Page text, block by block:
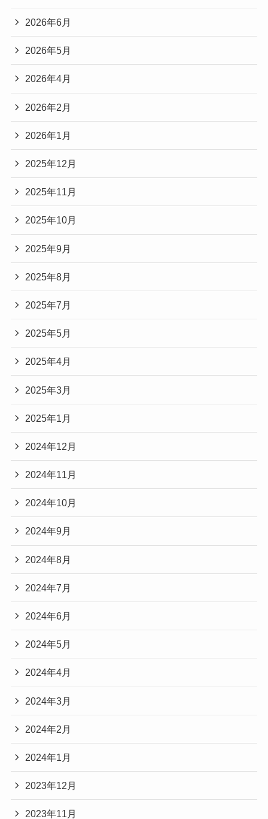
2026年6月
2026年5月
2026年4月
2026年2月
2026年1月
2025年12月
2025年11月
2025年10月
2025年9月
2025年8月
2025年7月
2025年5月
2025年4月
2025年3月
2025年1月
2024年12月
2024年11月
2024年10月
2024年9月
2024年8月
2024年7月
2024年6月
2024年5月
2024年4月
2024年3月
2024年2月
2024年1月
2023年12月
2023年11月